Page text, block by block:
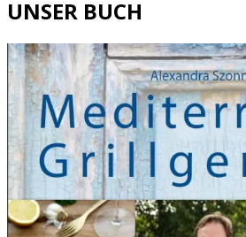
UNSER BUCH